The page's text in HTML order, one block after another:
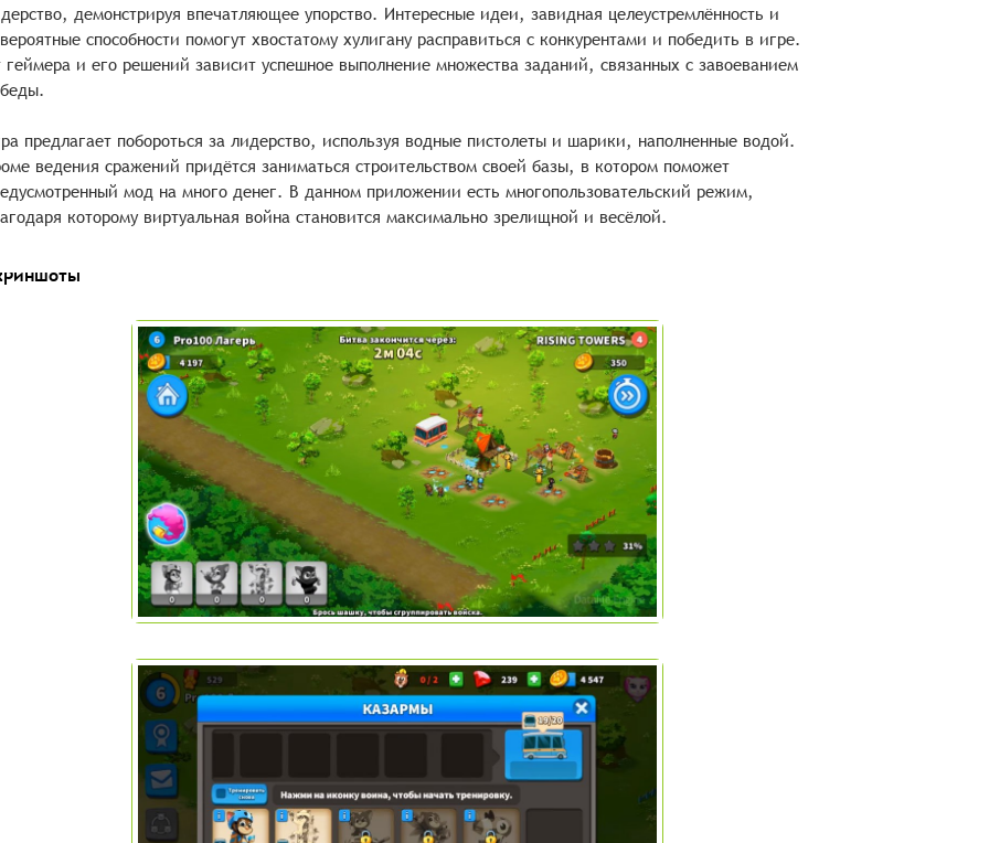
демонстрируя впечатляющее упорство. Интересные идеи, завидная целеустремлённость и
способности помогут хвостатому хулигану расправиться с конкурентами и победить в игре.
геймера и его решений зависит успешное выполнение множества заданий, связанных с завоеванием
предлагает побороться за лидерство, используя водные пистолеты и шарики, наполненные водой.
ведения сражений придётся заниматься строительством своей базы, в котором поможет
мод на много денег. В данном приложении есть многопользовательский режим,
которому виртуальная война становится максимально зрелищной и весёлой.